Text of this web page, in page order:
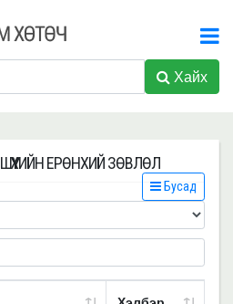
Хайх
ШҮҮХИЙН ЕРӨНХИЙ ЗӨВЛӨЛ
Бусад